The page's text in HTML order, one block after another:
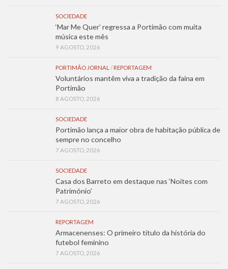
SOCIEDADE
‘Mar Me Quer’ regressa a Portimão com muita
música este mês
9 AGOSTO, 2026
PORTIMÃO JORNAL / REPORTAGEM
Voluntários mantêm viva a tradição da faina em
Portimão
8 AGOSTO, 2026
SOCIEDADE
Portimão lança a maior obra de habitação pública de
sempre no concelho
7 AGOSTO, 2026
SOCIEDADE
Casa dos Barreto em destaque nas ‘Noites com
Património’
7 AGOSTO, 2026
REPORTAGEM
Armacenenses: O primeiro título da história do
futebol feminino
7 AGOSTO, 2026